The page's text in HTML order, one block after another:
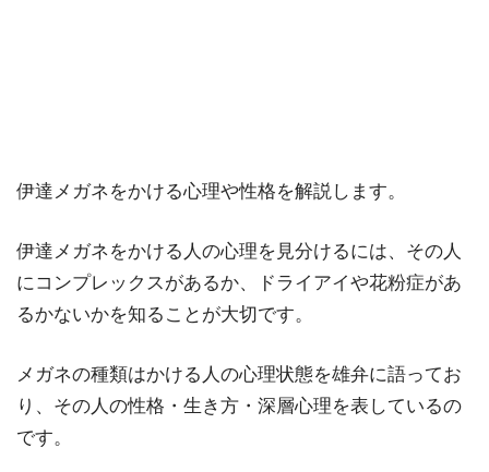
伊達メガネをかける心理や性格を解説します。
伊達メガネをかける人の心理を見分けるには、その人
にコンプレックスがあるか、ドライアイや花粉症があ
るかないかを知ることが大切です。
メガネの種類はかける人の心理状態を雄弁に語ってお
り、その人の性格・生き方・深層心理を表しているの
です。